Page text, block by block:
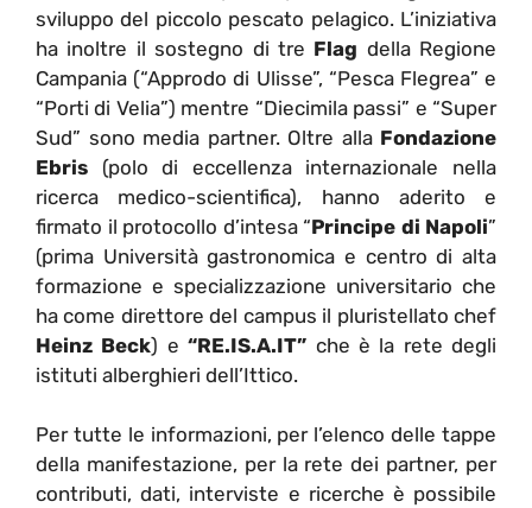
sviluppo del piccolo pescato pelagico. L’iniziativa
ha inoltre il sostegno di tre Flag della Regione
Campania (“Approdo di Ulisse”, “Pesca Flegrea” e
“Porti di Velia”) mentre “Diecimila passi” e “Super
Sud” sono media partner. Oltre alla Fondazione
Ebris (polo di eccellenza internazionale nella
ricerca medico-scientifica), hanno aderito e
firmato il protocollo d’intesa “Principe di Napoli”
(prima Università gastronomica e centro di alta
formazione e specializzazione universitario che
ha come direttore del campus il pluristellato chef
Heinz Beck) e“RE.IS.A.IT” che è la rete degli
istituti alberghieri dell’Ittico.
Per tutte le informazioni, per l’elenco delle tappe
della manifestazione, per la rete dei partner, per
contributi, dati, interviste e ricerche è possibile